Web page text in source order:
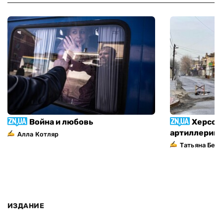
Война и любовь
Алла Котляр
Татьяна
ИЗДАНИЕ